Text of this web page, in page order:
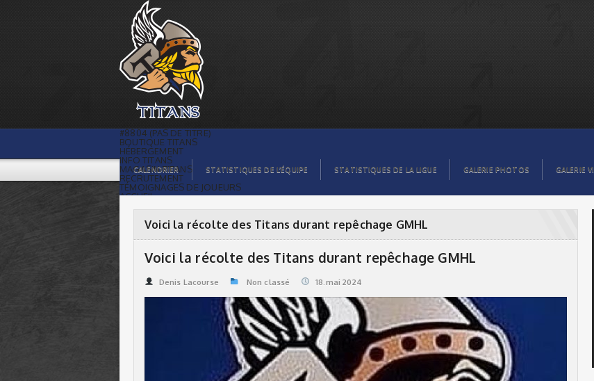
Voici la récolte des Titans durant
repêchage GMHL | Titans de
témiscaming
#8804 (PAS DE TITRE)
BOUTIQUE TITANS
HÉBERGEMENT
INFO TITANS
MAGASIN TITANS
RECRUTEMENT
TÉMOIGNAGES DE JOUEURS
ACCUEIL
GALERIE PHOTOS
STATISTIQUES
ORGANISATION
CALENDRIER
COMMANDITAIRES
STATISTIQUES DE LA LIGUE
CALENDRIER STATISTIQUES DE L’ÉQUIPE STATISTIQUES DE LA LIGUE GALERIE PHOTOS GALERIE
Voici la récolte des Titans durant repêchage GMHL
Voici la récolte des Titans durant repêchage GMHL
Denis Lacourse Non classé 18.mai 2024